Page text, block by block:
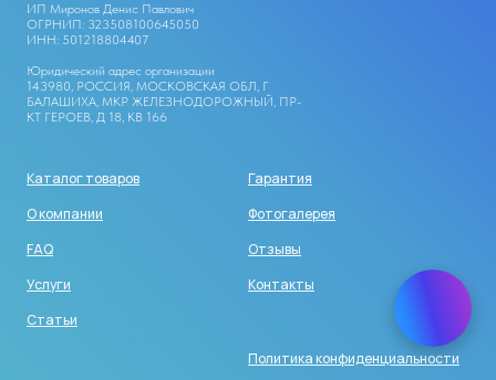
ИП Миронов Денис Павлович
ОГРНИП: 323508100645050
ИНН: 501218804407
Юридический адрес организации
143980, РОССИЯ, МОСКОВСКАЯ ОБЛ, Г
БАЛАШИХА, МКР ЖЕЛЕЗНОДОРОЖНЫЙ, ПР-
КТ ГЕРОЕВ, Д 18, КВ 166
Каталог товаров
О компании
FAQ
Услуги
Статьи
Гарантия
Фотогалерея
Отзывы
Контакты
Политика конфиденциальности